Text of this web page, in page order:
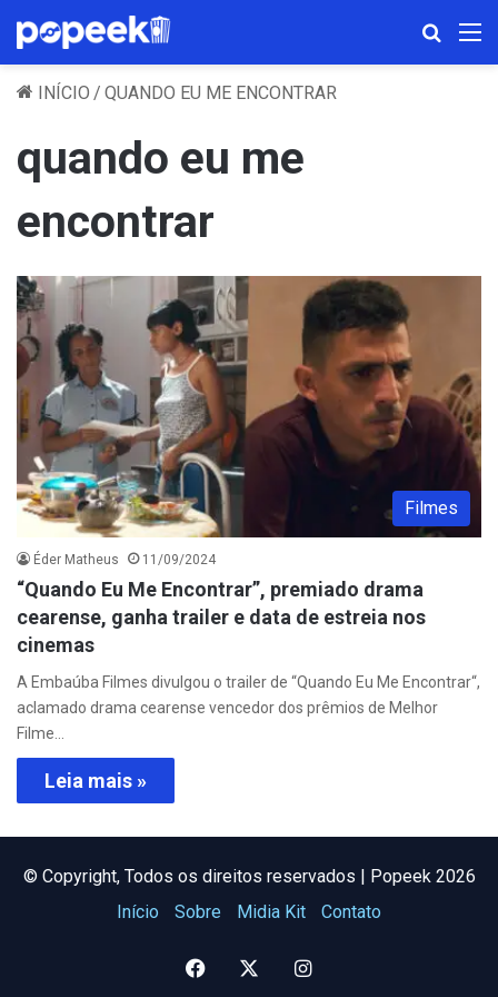
INÍCIO / QUANDO EU ME ENCONTRAR
quando eu me
encontrar
Filmes
Éder Matheus 11/09/2024
“Quando Eu Me Encontrar”, premiado drama
cearense, ganha trailer e data de estreia nos
cinemas
A Embaúba Filmes divulgou o trailer de “Quando Eu Me Encontrar“,
aclamado drama cearense vencedor dos prêmios de Melhor
Filme…
Leia mais »
©️ Copyright, Todos os direitos reservados | Popeek 2026
Início
Sobre Midia Kit Contato
Facebook Instagram